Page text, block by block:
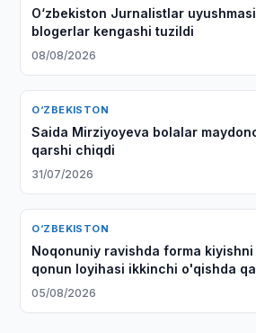
O‘zbekiston Jurnalistlar
blogerlar kengashi tuzildi
08/08/2026
O‘ZBEKISTON
Saida Mirziyoyeva bolalar
qarshi chiqdi
31/07/2026
O‘ZBEKISTON
Noqonuniy ravishda forma
qonun loyihasi ikkinchi o'qishda
05/08/2026